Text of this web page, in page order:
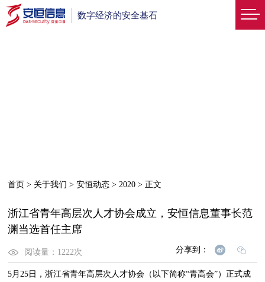
数字经济的安全基石
首页 > 关于我们 >安恒动态 >2020 > 正文
浙江省青年高层次人才协会成立，安恒信息董事长范
渊当选首任主席
阅读量： 1222次 分享到：
5月25日，浙江省青年高层次人才协会（以下简称“青高会”）正式成